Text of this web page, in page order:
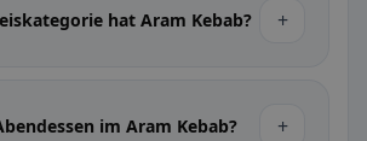
hat Aram Kebab? +
im Aram Kebab? +